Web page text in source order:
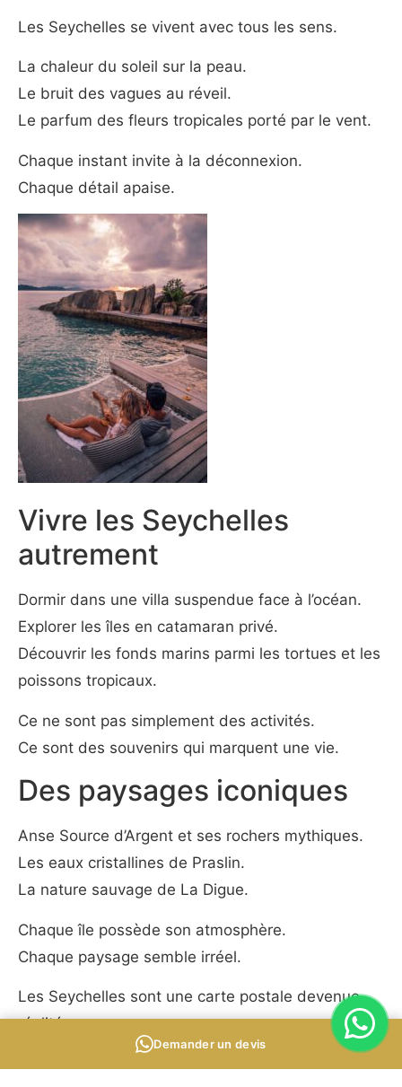
Les Seychelles se vivent avec tous les sens.
La chaleur du soleil sur la peau.
Le bruit des vagues au réveil.
Le parfum des fleurs tropicales porté par le vent.
Chaque instant invite à la déconnexion.
Chaque détail apaise.
Vivre les Seychelles
autrement
Dormir dans une villa suspendue face à l’océan.
Explorer les îles en catamaran privé.
Découvrir les fonds marins parmi les tortues et les
poissons tropicaux.
Ce ne sont pas simplement des activités.
Ce sont des souvenirs qui marquent une vie.
Des paysages iconiques
Anse Source d’Argent et ses rochers mythiques.
Les eaux cristallines de Praslin.
La nature sauvage de La Digue.
Chaque île possède son atmosphère.
Chaque paysage semble irréel.
Les Seychelles sont une carte postale devenue
réalité.
Le luxe de l’évasion
Demander un devis